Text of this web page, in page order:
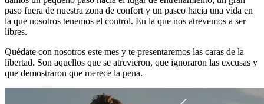
paso fuera de nuestra zona de confort y un paseo hacia una vida en
la que nosotros tenemos el control. En la que nos atrevemos a ser
libres.
Quédate con nosotros este mes y te presentaremos las caras de la
libertad. Son aquellos que se atrevieron, que ignoraron las excusas y
que demostraron que merece la pena.